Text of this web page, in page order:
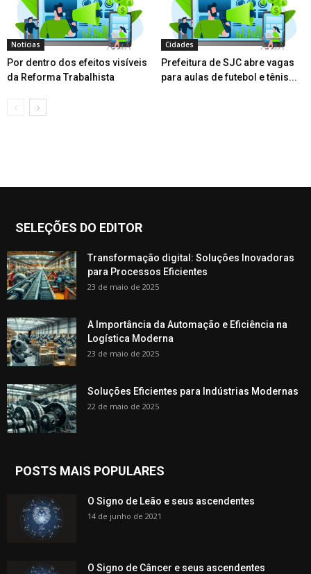
Notícias
Por dentro dos efeitos visíveis
da Reforma Trabalhista
Cidades
Prefeitura de SJC abre vagas
para aulas de futebol e tênis...
SELEÇÕES DO EDITOR
Transformação digital: Soluções Inovadoras
para Processos Eficientes
23 de maio de 2025
A Importância da Automação e Eficiência na
Logística Moderna
23 de maio de 2025
Soluções Eficientes para Indústrias Modernas
22 de maio de 2025
POSTS MAIS POPULARES
O Signo de Leão e seus ascendentes
14 de junho de 2021
O Signo de Câncer e seus ascendentes